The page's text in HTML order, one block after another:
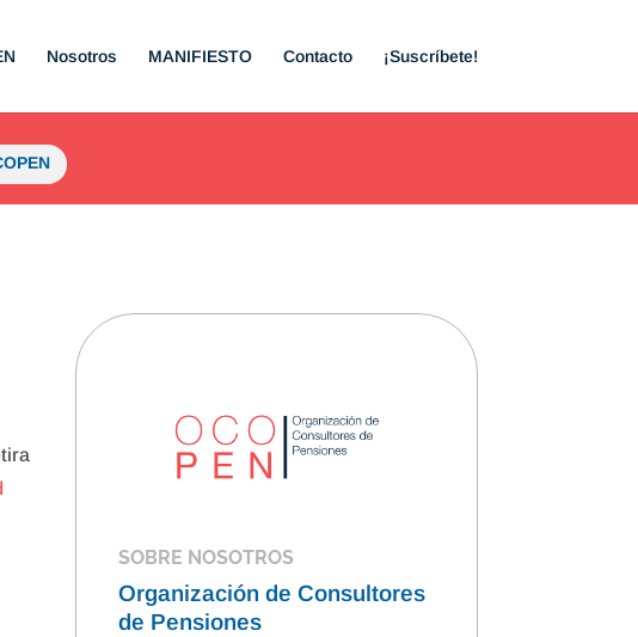
Nosotros MANIFIESTO Contacto ¡Suscríbete!
SOBRE NOSOTROS
Organización de Consultores
de Pensiones